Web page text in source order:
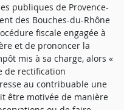
publiques de Provence-
des Bouches-du-Rhône
fiscale engagée à
et de prononcer la
mis à sa charge, alors «
de rectification
au contribuable une
être motivée de manière